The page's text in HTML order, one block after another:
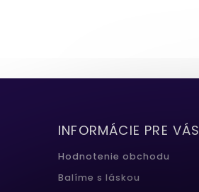
INFORMÁCIE PRE VÁS
Hodnotenie obchodu
Balíme s láskou